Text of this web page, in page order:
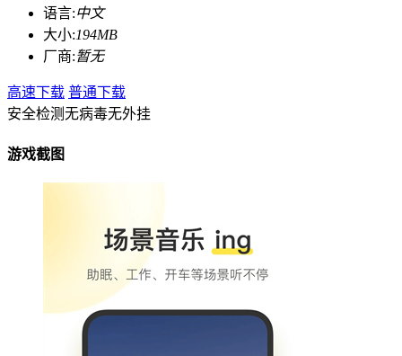
语言:中文
大小:194MB
厂商:暂无
高速下载 普通下载
安全检测无病毒无外挂
游戏截图